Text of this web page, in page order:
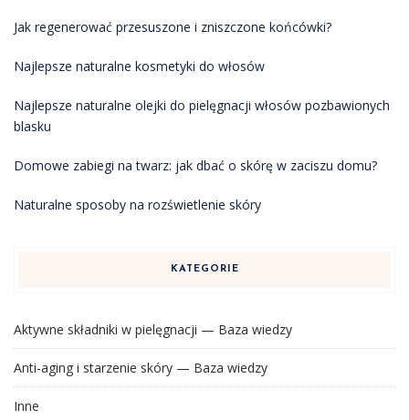
Jak regenerować przesuszone i zniszczone końcówki?
Najlepsze naturalne kosmetyki do włosów
Najlepsze naturalne olejki do pielęgnacji włosów pozbawionych
blasku
Domowe zabiegi na twarz: jak dbać o skórę w zaciszu domu?
Naturalne sposoby na rozświetlenie skóry
KATEGORIE
Aktywne składniki w pielęgnacji — Baza wiedzy
Anti-aging i starzenie skóry — Baza wiedzy
Inne